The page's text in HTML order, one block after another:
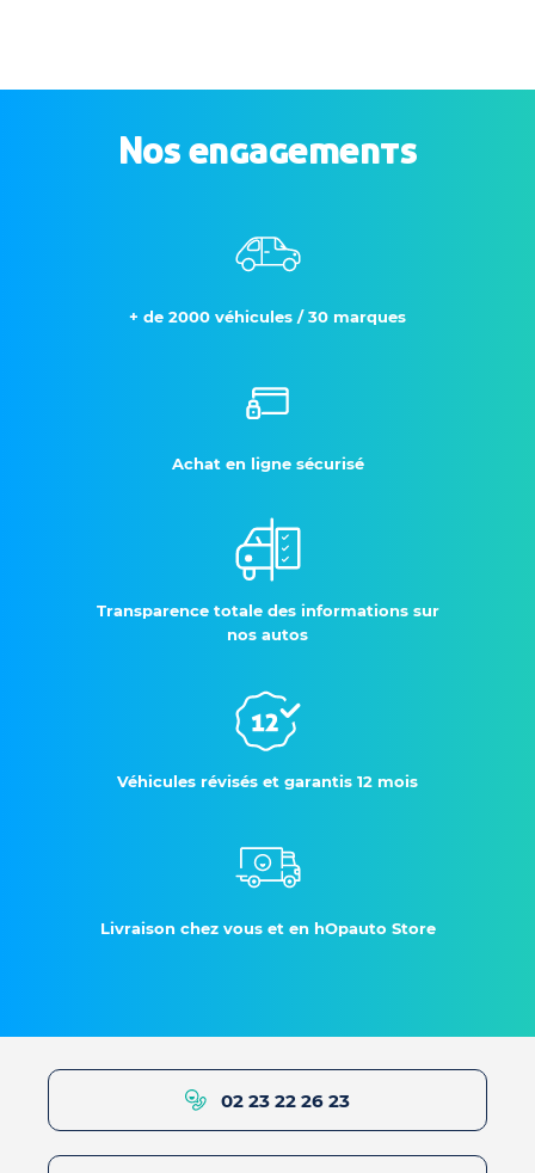
Nos engagements
+ de 2000 véhicules / 30 marques
Achat en ligne sécurisé
Transparence totale des informations sur
nos autos
Véhicules révisés et garantis 12 mois
Livraison chez vous et en hOpauto Store
02 23 22 26 23